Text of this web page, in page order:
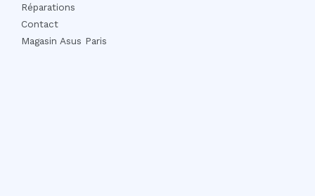
Réparations
Contact
Magasin Asus Paris